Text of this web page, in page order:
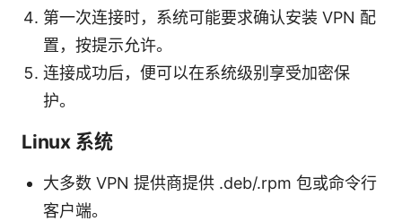
第一次连接时，系统可能要求确认安装 VPN 配
置，按提示允许。
连接成功后，便可以在系统级别享受加密保
护。
Linux 系统
大多数 VPN 提供商提供 .deb/.rpm 包或命令行
客户端。